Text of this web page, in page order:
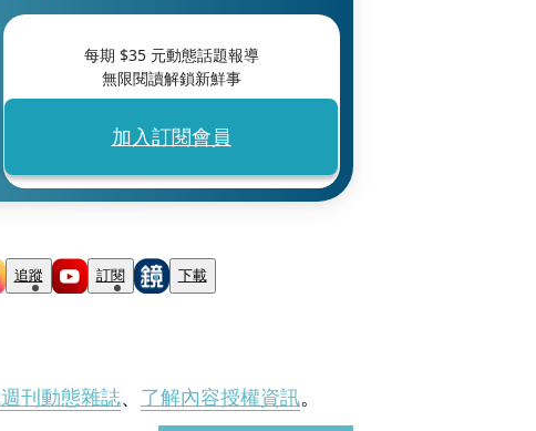
每期 $35元動態話題報導
無限閱讀解鎖新鮮事
加入訂閱會員
追蹤 訂閱 下載
刊動態雜誌、 了解內容授權資訊。